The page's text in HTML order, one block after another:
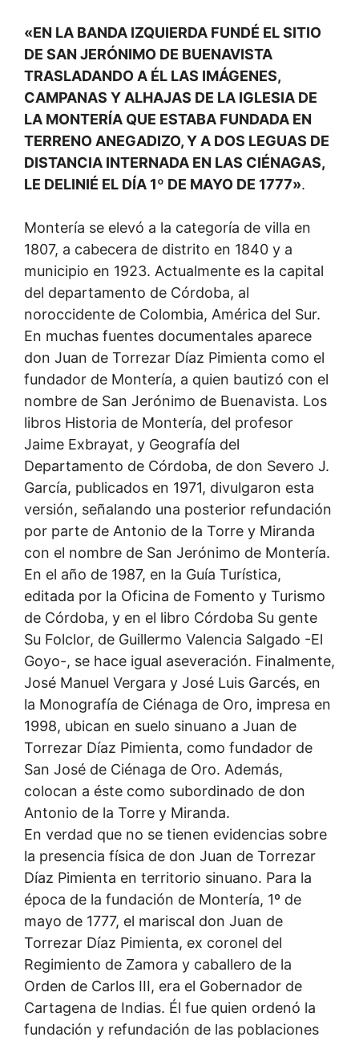
«EN LA BANDA IZQUIERDA FUNDÉ EL SITIO
DE SAN JERÓNIMO DE BUENAVISTA
TRASLADANDO A ÉL LAS IMÁGENES,
CAMPANAS Y ALHAJAS DE LA IGLESIA DE
LA MONTERÍA QUE ESTABA FUNDADA EN
TERRENO ANEGADIZO, Y A DOS LEGUAS DE
DISTANCIA INTERNADA EN LAS CIÉNAGAS,
LE DELINIÉ EL DÍA 1º DE MAYO DE 1777».
Montería se elevó a la categoría de villa en
1807, a cabecera de distrito en 1840 y a
municipio en 1923. Actualmente es la capital
del departamento de Córdoba, al
noroccidente de Colombia, América del Sur.
En muchas fuentes documentales aparece
don Juan de Torrezar Díaz Pimienta como el
fundador de Montería, a quien bautizó con el
nombre de San Jerónimo de Buenavista. Los
libros Historia de Montería, del profesor
Jaime Exbrayat, y Geografía del
Departamento de Córdoba, de don Severo J.
García, publicados en 1971, divulgaron esta
versión, señalando una posterior refundación
por parte de Antonio de la Torre y Miranda
con el nombre de San Jerónimo de Montería.
En el año de 1987, en la Guía Turística,
editada por la Oficina de Fomento y Turismo
de Córdoba, y en el libro Córdoba Su gente
Su Folclor, de Guillermo Valencia Salgado -El
Goyo-, se hace igual aseveración. Finalmente,
José Manuel Vergara y José Luis Garcés, en
la Monografía de Ciénaga de Oro, impresa en
1998, ubican en suelo sinuano a Juan de
Torrezar Díaz Pimienta, como fundador de
San José de Ciénaga de Oro. Además,
colocan a éste como subordinado de don
Antonio de la Torre y Miranda.
En verdad que no se tienen evidencias sobre
la presencia física de don Juan de Torrezar
Díaz Pimienta en territorio sinuano. Para la
época de la fundación de Montería, 1º de
mayo de 1777, el mariscal don Juan de
Torrezar Díaz Pimienta, ex coronel del
Regimiento de Zamora y caballero de la
Orden de Carlos III, era el Gobernador de
Cartagena de Indias. Él fue quien ordenó la
fundación y refundación de las poblaciones